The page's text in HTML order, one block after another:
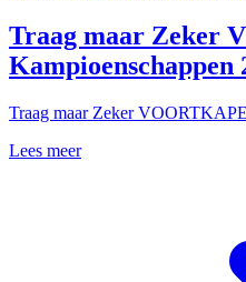
Traag maar Zeker
Kampioenschappen
Traag maar Zeker
Lees meer